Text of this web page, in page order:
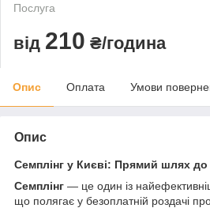
Послуга
від 210 ₴/година
Опис Оплата Умови
Опис
Семплінг у Києві: Прямий шлях
Семплінг — це один із
що полягає у безоплатній роздачі